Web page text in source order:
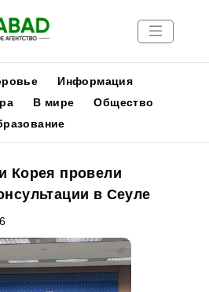
Информация
В мире
Общество
Корея провели
в Сеуле